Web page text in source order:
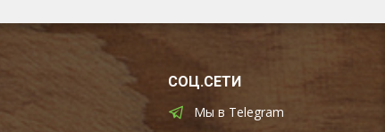
СОЦ.СЕТИ
Мы в Telegram